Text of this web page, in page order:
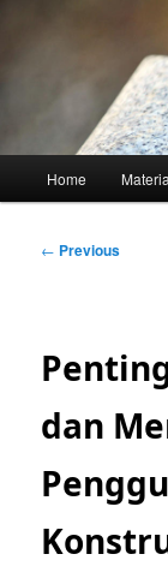
Home
Post
← Previous
dan